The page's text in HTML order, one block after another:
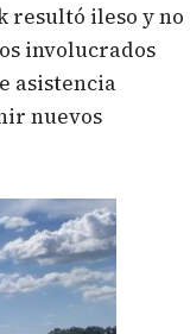
resultó ileso y no
involucrados
asistencia
nuevos